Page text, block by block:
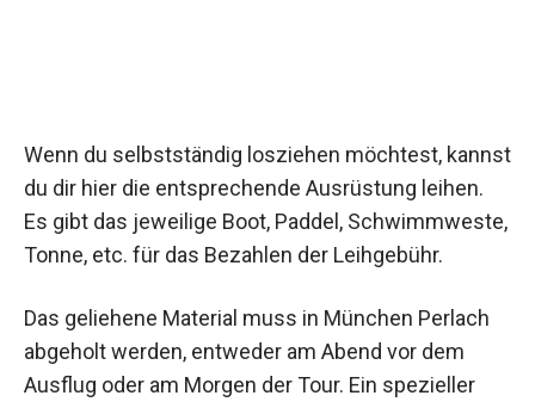
Wenn du selbstständig losziehen möchtest, kannst
du dir hier die entsprechende Ausrüstung leihen.
Es gibt das jeweilige Boot, Paddel, Schwimmweste,
Tonne, etc. für das Bezahlen der Leihgebühr.
Das geliehene Material muss in München Perlach
abgeholt werden, entweder am Abend vor dem
Ausflug oder am Morgen der Tour. Ein spezieller